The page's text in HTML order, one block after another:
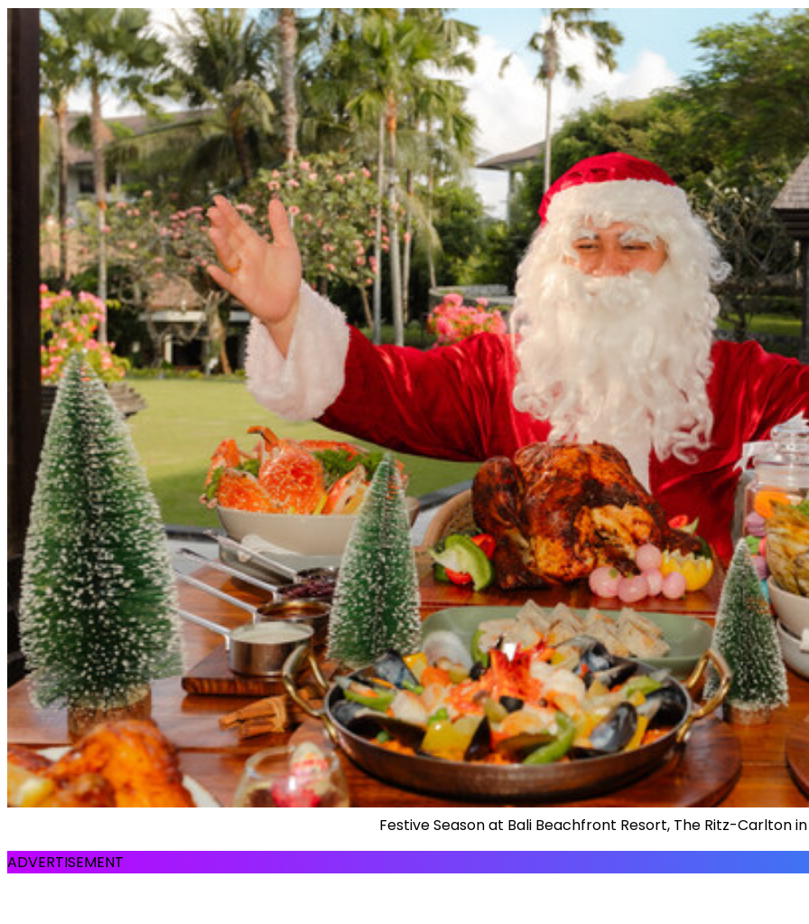
Festive Season at Bali Beachfront Resort, The Ritz-Carlton in
ADVERTISEMENT